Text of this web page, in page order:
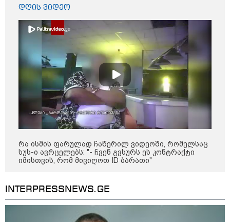
კატეგორიები
7
აგვისტო
დღის ზოგადი
ასტროლოგიური
ეს დღე გამოირჩევა სტაბილური და მშვიდი ენერგიით. კარგი
ფინანსური საკითხების გადასამოწმებლად და სამუშაო
სივრცის მოწესრიგებისთვის. თანმიმდევრული მოქმედება და
პრაქტიკული მიდგომა სასურველ შედეგს უდანაკარგოდ
დღის ვიდეო
რა ისმის ფარულად ჩაწერილ ვიდეოში, რომელსაც
სუს-ი ავრცელებს: "- ჩვენ გვსურს ეს კონტრაქტი
იმისთვის, რომ მივიღოთ ID ბარათი"
INTERPRESSNEWS.GE